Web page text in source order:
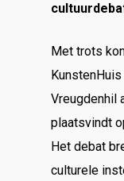
Met trots
Vreugdenhil
plaatsvindt
Het debat
culturele